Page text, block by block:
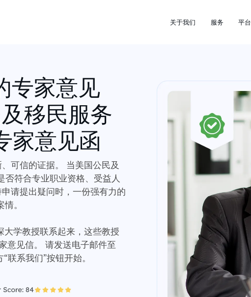
关于我们 服务 平台
专家意见
移民服务
家意见函
可信的证据。 当美国公民及
符合专业职业资格、受益人
请提出疑问时，一份强有力的
。
学教授联系起来，这些教授
意见信。 请发送电子邮件至
系我们”按钮开始。